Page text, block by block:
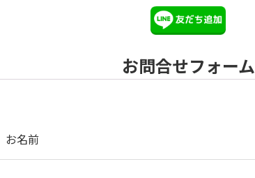
お問合せフォーム
お名前